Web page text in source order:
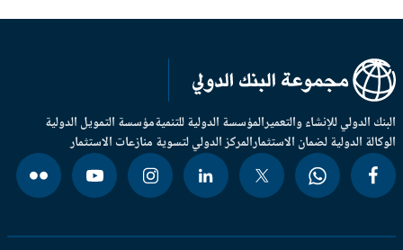
الدولي للإنشاء والتعميرالمؤسسة الدولية للتنميةمؤسسة التمويل الدولية
الدولية لضمان الاستثمارالمركز الدولي لتسوية منازعات الاستثمار